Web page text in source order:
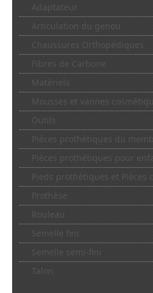
Adaptateur
Articulation du genou
Chaussures Orthopédiques
Fibres de Carbone
Matériels
Mousses et vannes
Outils
Pièces prothétiques du
Pièces prothétiques pour
Pieds prothétiques et Pièces
Prothèse
Rouleau
Semelle fini
Semelle semi-fini
Talon